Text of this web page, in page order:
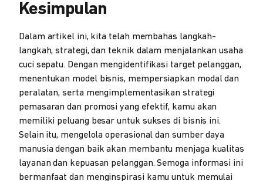
Kesimpulan
Dalam artikel ini, kita telah membahas langkah-
langkah, strategi, dan teknik dalam menjalankan usaha
cuci sepatu. Dengan mengidentifikasi target pelanggan,
menentukan model bisnis, mempersiapkan modal dan
peralatan, serta mengimplementasikan strategi
pemasaran dan promosi yang efektif, kamu akan
memiliki peluang besar untuk sukses di bisnis ini.
Selain itu, mengelola operasional dan sumber daya
manusia dengan baik akan membantu menjaga kualitas
layanan dan kepuasan pelanggan. Semoga informasi ini
bermanfaat dan menginspirasi kamu untuk memulai